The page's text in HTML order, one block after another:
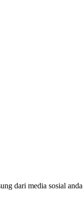
dari media sosial anda